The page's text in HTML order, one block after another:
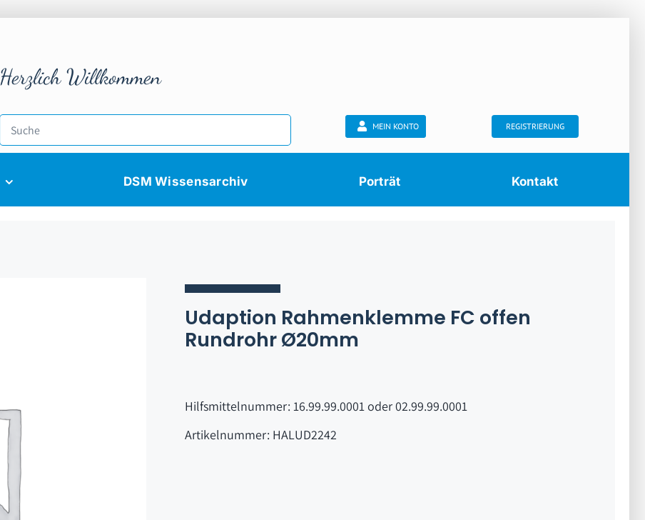
Herzlich Willkommen
MEIN KONTO REGISTRIERUNG
DSM Wissensarchiv Porträt Kontakt
Udaption Rahmenklemme FC offen
Rundrohr Ø20mm
Hilfsmittelnummer: 16.99.99.0001 oder 02.99.99.0001
Artikelnummer: HALUD2242